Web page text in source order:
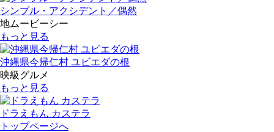
シンプル・アクシデント／偶然
地ムービーシー
もっと見る
沖縄県今帰仁村 ユビエダの根
映級グルメ
もっと見る
ドラえもん カステラ
トップページへ